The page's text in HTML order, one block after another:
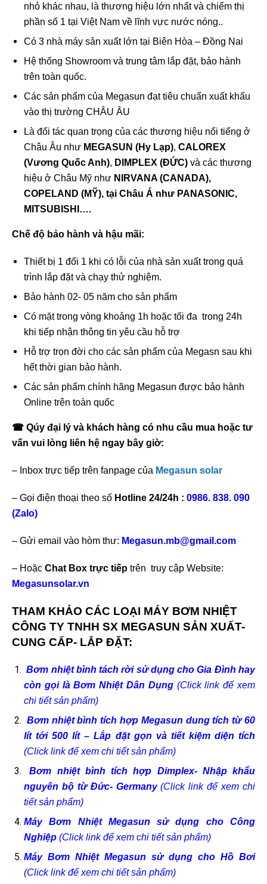
nhỏ khác nhau, là thương hiệu lớn nhất và chiếm thị
phần số 1 tại Việt Nam về lĩnh vực nước nóng..
Có 3 nhà máy sản xuất lớn tại Biên Hòa – Đồng Nai
Hệ thống Showroom và trung tâm lắp đặt, bảo hành
trên toàn quốc.
Các sản phẩm của Megasun đạt tiêu chuẩn xuất khẩu
vào thị trường CHÂU ÂU
Là đối tác quan trọng của các thương hiệu nổi tiếng ở
Châu Âu như MEGASUN (Hy Lạp), CALOREX
(Vương Quốc Anh), DIMPLEX (ĐỨC) và các thương
hiệu ở Châu Mỹ như NIRVANA (CANADA),
COPELAND (MỸ), tại Châu Á như PANASONIC,
MITSUBISHI….
Chế độ bảo hành và hậu mãi:
Thiết bị 1 đổi 1 khi có lỗi của nhà sản xuất trong quá
trình lắp đặt và chạy thử nghiệm.
Bảo hành 02- 05 năm cho sản phẩm
Có mặt trong vòng khoảng 1h hoặc tối đa trong 24h
khi tiếp nhận thông tin yêu cầu hỗ trợ
Hỗ trợ trọn đời cho các sản phẩm của Megasn sau khi
hết thời gian bảo hành.
Các sản phẩm chính hãng Megasun được bảo hành
Online trên toàn quốc
☎ Qúy đại lý và khách hàng có nhu cầu mua hoặc tư
vấn vui lòng liên hệ ngay bây giờ:
– Inbox trực tiếp trên fanpage của Megasun solar
– Gọi điện thoại theo số Hotline 24/24h : 0986. 838. 090
(Zalo)
– Gửi email vào hòm thư: Megasun.mb@gmail.com
– Hoặc Chat Box trực tiếp trên truy cập Website:
Megasunsolar.vn
THAM KHẢO CÁC LOẠI MÁY BƠM NHIỆT
CÔNG TY TNHH SX MEGASUN SẢN XUẤT-
CUNG CẤP- LẮP ĐẶT:
Bơm nhiệt bình tách rời sử dụng cho Gia Đình hay
còn gọi là Bơm Nhiệt Dân Dụng (Click link để xem
chi tiết sản phẩm)
Bơm nhiệt bình tích hợp Megasun dung tích từ 60
lít tới 500 lít – Lắp đặt gọn và tiết kiệm diện tích
(Click link để xem chi tiết sản phẩm)
Bơm nhiệt bình tích hợp Dimplex- Nhập khẩu
nguyên bộ từ Đức- Germany(Click link để xem chi
tiết sản phẩm)
Máy Bơm Nhiệt Megasun sử dụng cho Công
Nghiệp (Click link để xem chi tiết sản phẩm)
Máy Bơm Nhiệt Megasun sử dụng cho Hồ Bơi
(Click link để xem chi tiết sản phẩm)